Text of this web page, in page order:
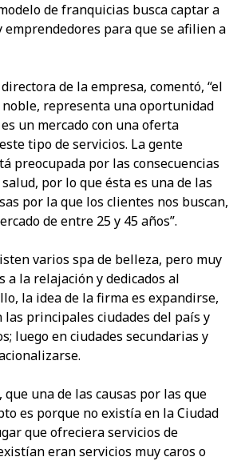
de franquicias busca captar a
para que se afilien a
de la empresa, comentó, “el
noble, representa una oportunidad
un mercado con una oferta
tipo de servicios. La gente
preocupada por las consecuencias
por lo que ésta es una de las
por la que los clientes nos buscan,
de entre 25 y 45 años”.
varios spa de belleza, pero muy
a la relajación y dedicados al
la idea de la firma es expandirse,
las principales ciudades del país y
luego en ciudades secundarias y
que una de las causas por las que
es porque no existía en la Ciudad
que ofreciera servicios de
eran servicios muy caros o